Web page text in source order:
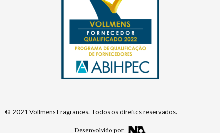
© 2021 Vollmens Fragrances. Todos os direitos reservados.
Desenvolvido por